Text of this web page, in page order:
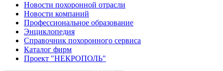
Новости похоронной отрасли
Новости компаний
Профессиональное образование
Энциклопедия
Справочник похоронного сервиса
Каталог фирм
Проект "НЕКРОПОЛЬ"